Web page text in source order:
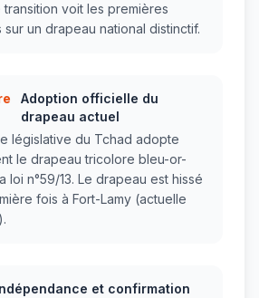
voit les premières
sur un drapeau national distinctif.
Adoption officielle du
drapeau actuel
législative du Tchad adopte
le drapeau tricolore bleu-or-
loi n°59/13. Le drapeau est hissé
fois à Fort-Lamy (actuelle
et confirmation